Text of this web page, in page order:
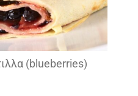
(blueberries)